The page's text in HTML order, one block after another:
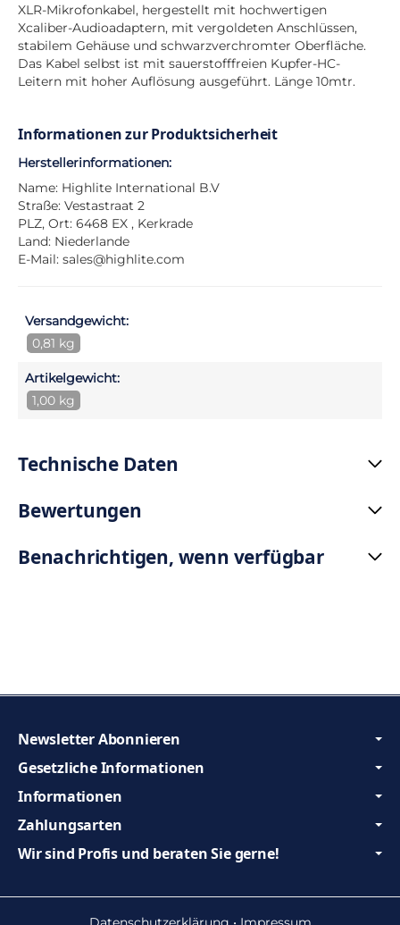
XLR-Mikrofonkabel, hergestellt mit hochwertigen
Xcaliber-Audioadaptern, mit vergoldeten Anschlüssen,
stabilem Gehäuse und schwarzverchromter Oberfläche.
Das Kabel selbst ist mit sauerstofffreien Kupfer-HC-
Leitern mit hoher Auflösung ausgeführt. Länge 10mtr.
Informationen zur Produktsicherheit
Herstellerinformationen:
Name: Highlite International B.V
Straße: Vestastraat 2
PLZ, Ort: 6468 EX , Kerkrade
Land: Niederlande
E-Mail: sales@highlite.com
Versandgewicht:
0,81 kg
Artikelgewicht:
1,00 kg
Technische Daten
Bewertungen
Benachrichtigen, wenn verfügbar
Gesetzliche Informationen
Informationen
Zahlungsarten
Wir sind Profis und beraten Sie gerne!
Newsletter Abonnieren
Datenschutzerklärung • Impressum